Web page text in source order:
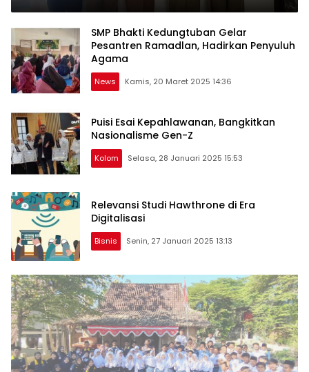
SMP Bhakti Kedungtuban Gelar
Pesantren Ramadlan, Hadirkan Penyuluh
Agama
News Kamis, 20 Maret 2025 14:36
Puisi Esai Kepahlawanan, Bangkitkan
Nasionalisme Gen-Z
Kolom Selasa, 28 Januari 2025 15:53
Relevansi Studi Hawthrone di Era
Digitalisasi
Bisnis Senin, 27 Januari 2025 13:13